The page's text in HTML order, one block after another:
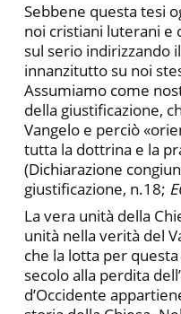
Sebbene questa tesi
noi cristiani luterani e
sul serio indirizzando
innanzitutto su noi
Assumiamo come
della giustificazione,
Vangelo e perciò
tutta la dottrina e la
(Dichiarazione
giustificazione, n.18;
La vera unità della
unità nella verità del
che la lotta per
secolo alla perdita
d’Occidente